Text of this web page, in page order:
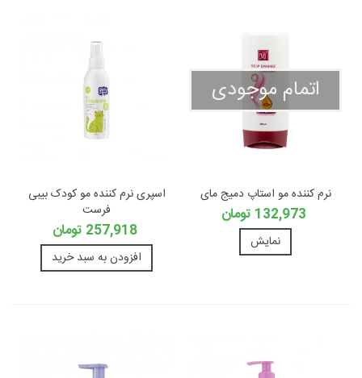
اتمام موجودی
نرم کننده مو استاپ دمیج مای
132,973 تومان
نمایش
اسپری نرم کننده مو کودک بیبی
فرست
257,918 تومان
افزودن به سبد خرید